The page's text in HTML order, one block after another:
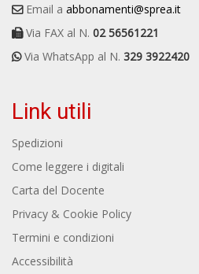
Email a abbonamenti@sprea.it
Via FAX al N. 02 56561221
Via WhatsApp al N. 329 3922420
Link utili
Spedizioni
Come leggere i digitali
Carta del Docente
Privacy & Cookie Policy
Termini e condizioni
Accessibilità